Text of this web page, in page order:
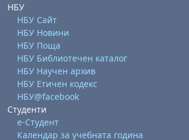
НБУ
НБУ Сайт
НБУ Новини
НБУ Поща
НБУ Библиотечен каталог
НБУ Научен архив
НБУ Етичен кодекс
НБУ@facebook
Студенти
е-Студент
Календар за учебната година